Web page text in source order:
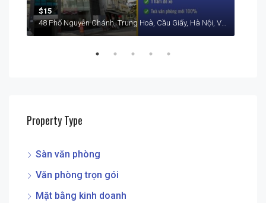
$15
48 Phố Nguyễn Chánh, Trung Hoà, Cầu Giấy, Hà Nội, Việt Nam
Property Type
Sàn văn phòng
Văn phòng trọn gói
Mặt bằng kinh doanh